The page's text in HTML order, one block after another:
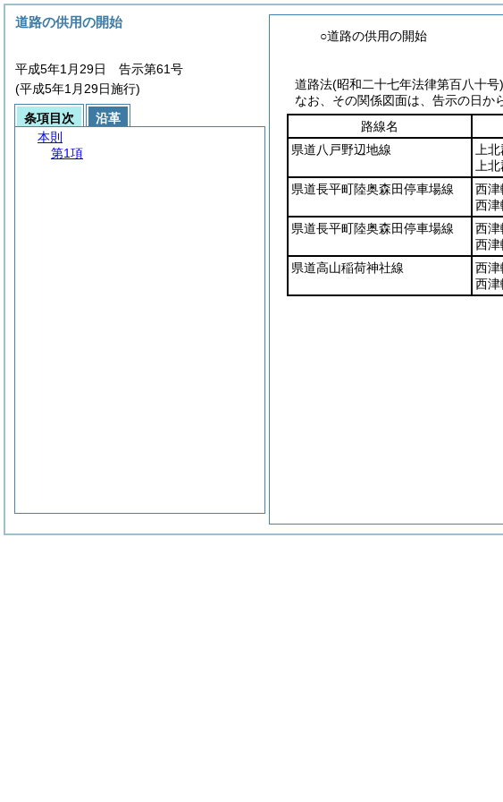
○道路の供用の開始
道路法(昭和二十七年法律第百八十号)
なお、その関係図面は、告示の日か
路線名
県道八戸野辺地線
上
上
県道長平町陸奥森田停車場線
西津
西津
県道長平町陸奥森田停車場線
西津
西津
県道高山稲荷神社線
西津
西津
道路の供用の開始
平成5年1月29日 告示第61号
(平成5年1月29日施行)
条項目次
沿革
本則
第1項